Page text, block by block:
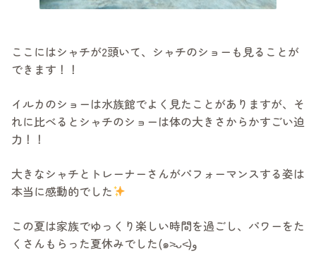
ここにはシャチが2頭いて、シャチのショーも見ることが
できます！！
イルカのショーは水族館でよく見たことがありますが、そ
れに比べるとシャチのショーは体の大きさからかすごい迫
力！！
大きなシャチとトレーナーさんがパフォーマンスする姿は
本当に感動的でした
この夏は家族でゆっくり楽しい時間を過ごし、パワーをた